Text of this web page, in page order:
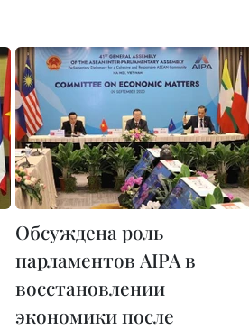
Обсуждена роль
парламентов AIPA в
восстановлении
экономики после